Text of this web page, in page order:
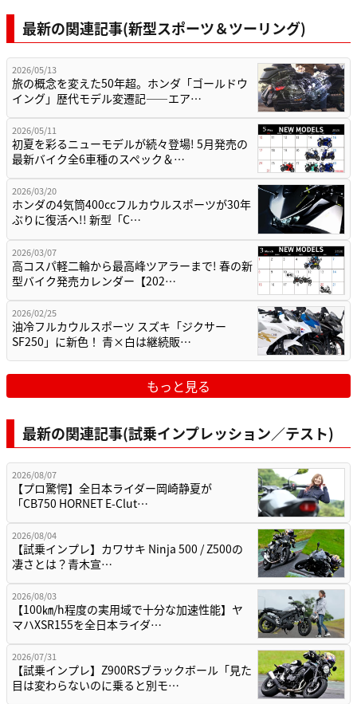
最新の関連記事(新型スポーツ＆ツーリング)
2026/05/13
旅の概念を変えた50年超。ホンダ「ゴールドウ
イング」歴代モデル変遷記——エア…
2026/05/11
初夏を彩るニューモデルが続々登場! 5月発売の
最新バイク全6車種のスペック＆…
2026/03/20
ホンダの4気筒400ccフルカウルスポーツが30年
ぶりに復活へ!! 新型「C…
2026/03/07
高コスパ軽二輪から最高峰ツアラーまで! 春の新
型バイク発売カレンダー【202…
2026/02/25
油冷フルカウルスポーツ スズキ「ジクサー
SF250」に新色！ 青×白は継続販…
もっと見る
最新の関連記事(試乗インプレッション／テスト)
2026/08/07
【プロ驚愕】全日本ライダー岡崎静夏が
「CB750 HORNET E-Clut…
2026/08/04
【試乗インプレ】カワサキ Ninja 500 / Z500の
凄さとは？青木宣…
2026/08/03
【100㎞/h程度の実用域で十分な加速性能】ヤ
マハXSR155を全日本ライダ…
2026/07/31
【試乗インプレ】Z900RSブラックボール「見た
目は変わらないのに乗ると別モ…